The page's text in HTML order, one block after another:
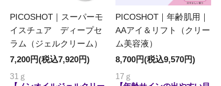
PICOSHOT｜スーパーモ
イスチュア ディープセ
ラム（ジェルクリーム）
7,200円(税込7,920円)
31ｇ
PICOSHOT｜年齢肌用｜
AAアイ＆リフト（クリー
ム美容液）
8,700円(税込9,570円)
17ｇ